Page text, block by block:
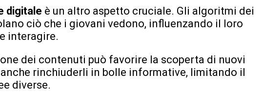
digitale è un altro aspetto cruciale. Gli algoritmi dei
ciò che i giovani vedono, influenzando il loro
interagire.
dei contenuti può favorire la scoperta di nuovi
rinchiuderli in bolle informative, limitando il
diverse.